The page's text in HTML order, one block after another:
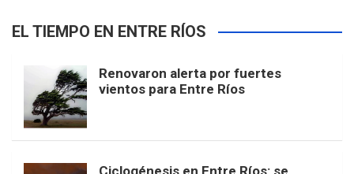
EL TIEMPO EN ENTRE RÍOS
Renovaron alerta por fuertes
vientos para Entre Ríos